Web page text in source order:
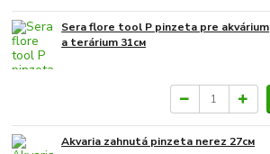
Sera flore tool P pinzeta pre akvárium
a terárium 31см
Akvaria zahnutá pinzeta nerez 27см